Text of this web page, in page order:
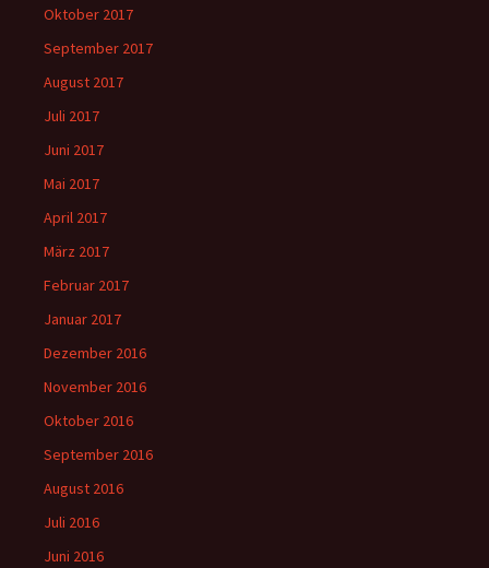
Oktober 2017
September 2017
August 2017
Juli 2017
Juni 2017
Mai 2017
April 2017
März 2017
Februar 2017
Januar 2017
Dezember 2016
November 2016
Oktober 2016
September 2016
August 2016
Juli 2016
Juni 2016